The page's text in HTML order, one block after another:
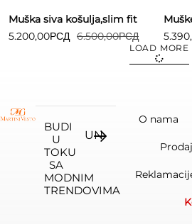
Muška siva košulja,slim fit
6.500,00РСД
5.200,00РСД
LOAD MORE
BUDI
U
TOKU
SA
MODNIM
TRENDOVIMA
O nama